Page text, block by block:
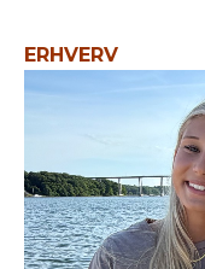
ERHVERV